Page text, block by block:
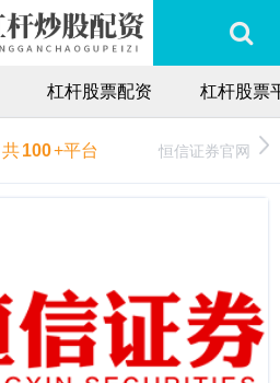
杠杆股票配资 杠杆股票
共100+平台 恒信证券官网